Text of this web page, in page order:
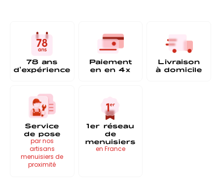
78 ans
d'expérience
Paiement
en en 4x
Livraison
à domicile
Service
de pose
par nos
artisans
menuisiers de
proximité
1er réseau
de
menuisiers
en France